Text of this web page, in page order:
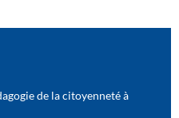
de la citoyenneté à